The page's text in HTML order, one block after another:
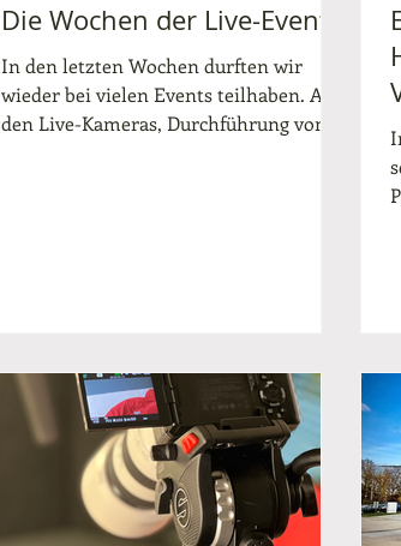
Die Wochen der Live-Events
In den letzten Wochen durften wir
wieder bei vielen Events teilhaben. An
den Live-Kameras, Durchführung von